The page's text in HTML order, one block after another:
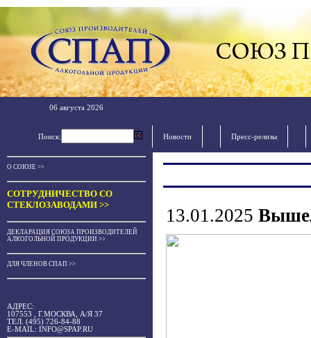
06 августа 2026
Поиск: Новости Пресс-релизы
О СОЮЗЕ >>
СОТРУДНИЧЕСТВО СО
СТЕКЛОЗАВОДАМИ >>
ДЕКЛАРАЦИЯ СОЮЗА ПРОИЗВОДИТЕЛЕЙ
АЛКОГОЛЬНОЙ ПРОДУКЦИИ >>
ДЛЯ ЧЛЕНОВ СПАП >>
АДРЕС:
107553 , Г.МОСКВА, А/Я 37
ТЕЛ. (495) 726-84-88
E-MAIL: INFO@SPAP.RU
13.01.2025